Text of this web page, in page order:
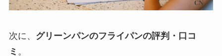
次に、 グリーンパンのフライパンの評判・口コ
ミ 。